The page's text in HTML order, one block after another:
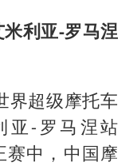
米利亚-罗马涅
界超级摩托车
亚-罗马涅站
赛中，中国摩